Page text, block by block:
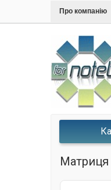
Про компанію
Матриця